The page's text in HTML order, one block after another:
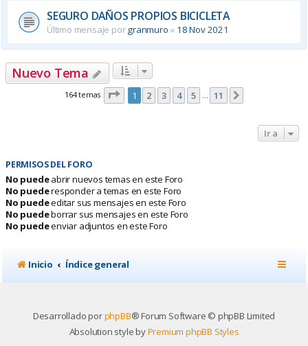
SEGURO DAÑOS PROPIOS BICICLETA
Último mensaje porgranmuro « 18 Nov 2021
Nuevo Tema
164 temas Página de 11
1 2 3 4 5 … 11
Ir a
PERMISOS DEL FORO
No puedeabrir nuevos temas en este Foro
No puederesponder a temas en este Foro
No puedeeditar sus mensajes en este Foro
No puedeborrar sus mensajes en este Foro
No puedeenviar adjuntos en este Foro
Inicio Índice general
Desarrollado porphpBB® Forum Software © phpBB Limited
Absolution style byPremium phpBB Styles